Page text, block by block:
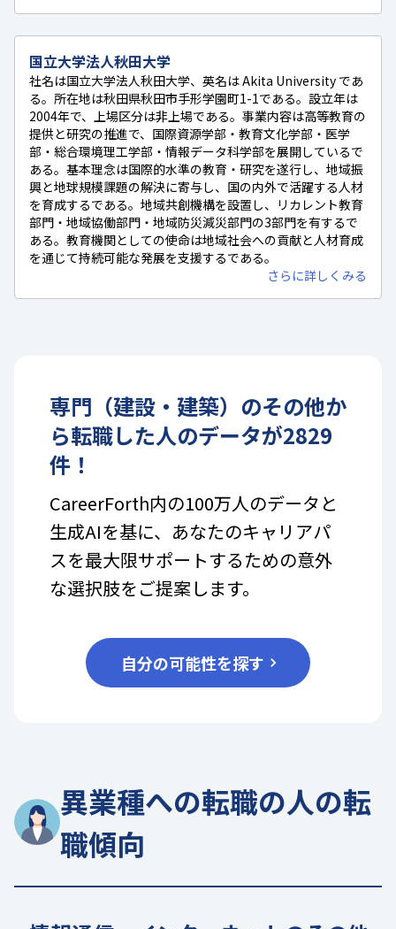
国立大学法人秋田大学
社名は国立大学法人秋田大学、英名は Akita University であ
る。所在地は秋田県秋田市手形学園町1-1である。設立年は
2004年で、上場区分は非上場である。事業内容は高等教育の
提供と研究の推進で、国際資源学部・教育文化学部・医学
部・総合環境理工学部・情報データ科学部を展開しているで
ある。基本理念は国際的水準の教育・研究を遂行し、地域振
興と地球規模課題の解決に寄与し、国の内外で活躍する人材
を育成するである。地域共創機構を設置し、リカレント教育
部門・地域協働部門・地域防災減災部門の3部門を有するで
ある。教育機関としての使命は地域社会への貢献と人材育成
を通じて持続可能な発展を支援するである。
さらに詳しくみる
専門（建設・建築） のその他か
ら転職した人のデータが2829
件！
CareerForth内の100万人のデータと
生成AIを基に、あなたのキャリアパ
スを最大限サポートするための意外
な選択肢をご提案します。
自分の可能性を探す
異業種への転職の人の転
職傾向